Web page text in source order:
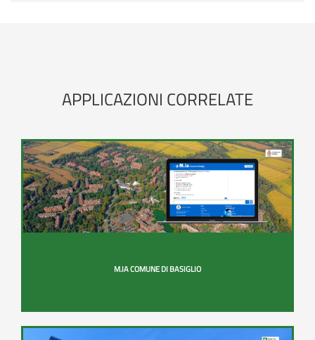
delle
lombarde
APPLICAZIONI CORRELATE
M.IA COMUNE DI BASIGLIO